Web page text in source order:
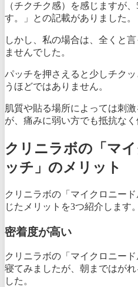
（チクチク感）を感じますが
す。」との記載がありました。
しかし、私の場合は、全くと言
ませんでした。
パッチを押さえると少しチク
うほどではありません。
肌質や貼る場所によっては刺
が、痛みに弱い方でも抵抗なく
クリニラボの「マ
ッチ」のメリット
クリニラボの「マイクロニー
じたメリットを3つ紹介します。
密着度が高い
クリニラボの「マイクロニー
寝てみましたが、朝まではが
した。